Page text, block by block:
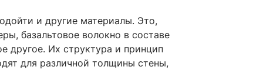
и другие материалы. Это,
базальтовое волокно в составе
другое. Их структура и принцип
для различной толщины стены,